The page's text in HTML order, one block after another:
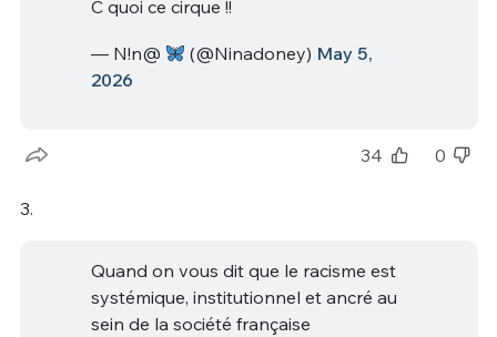
C quoi ce cirque !!
— N!n@ (@Ninadoney) May 5,
2026
34 0
3.
Quand on vous dit que le racisme est
systémique, institutionnel et ancré au
sein de la société française